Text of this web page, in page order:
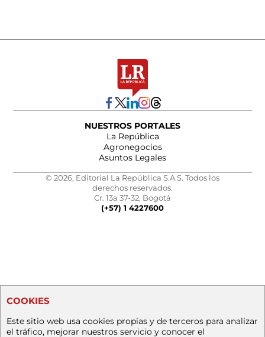
NUESTROS PORTALES
La República
Agronegocios
Asuntos Legales
© 2026, Editorial La República S.A.S. Todos los
derechos reservados.
Cr. 13a 37-32, Bogotá
(+57) 1 4227600
COOKIES
Este sitio web usa cookies propias y de terceros para analizar
el tráfico, mejorar nuestros servicio y conocer el